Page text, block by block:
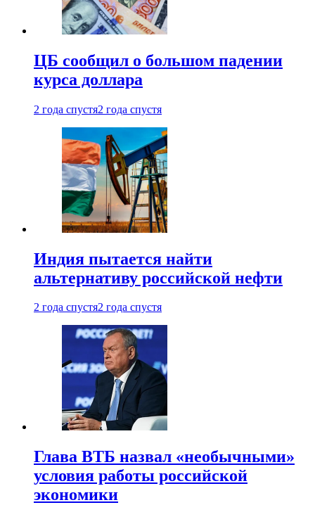
ЦБ сообщил о большом падении
курса доллара
2 года спустя2 года спустя
Индия пытается найти
альтернативу российской нефти
2 года спустя2 года спустя
Глава ВТБ назвал «необычными»
условия работы российской
экономики